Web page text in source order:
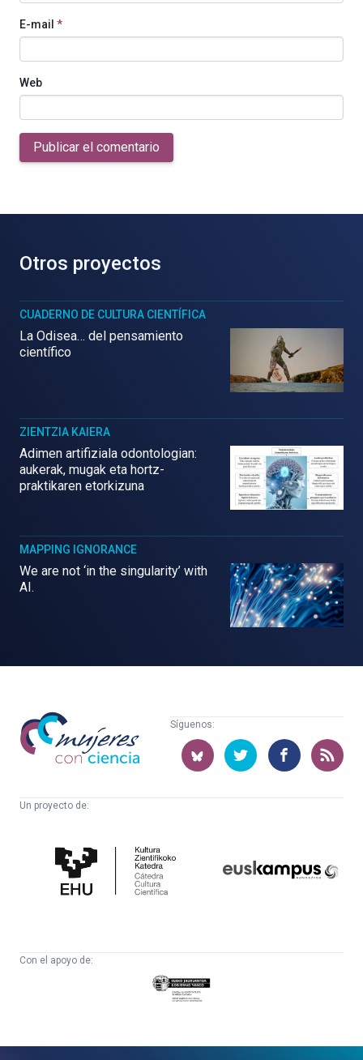
E-mail *
Web
Publicar el comentario
Otros proyectos
CUADERNO DE CULTURA CIENTÍFICA
La Odisea… del pensamiento
científico
ZIENTZIA KAIERA
Adimen artifiziala odontologian:
aukerak, mugak eta hortz-
praktikaren etorkizuna
MAPPING IGNORANCE
We are not ‘in the singularity’ with
AI.
Mujeres
con
ciencia
Síguenos:
Un proyecto de:
Cultura
Científica
Con el apoyo de:
Eusko
Jaurlaritza